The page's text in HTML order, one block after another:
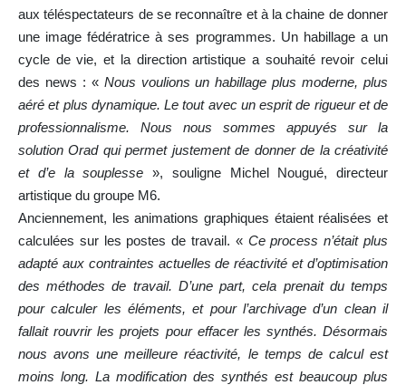
aux téléspectateurs de se reconnaître et à la chaine de donner
une image fédératrice à ses programmes. Un habillage a un
cycle de vie, et la direction artistique a souhaité revoir celui
des news : « Nous voulions un habillage plus moderne, plus
aéré et plus dynamique. Le tout avec un esprit de rigueur et de
professionnalisme. Nous nous sommes appuyés sur la
solution Orad qui permet justement de donner de la créativité
et d’e la souplesse », souligne Michel Nougué, directeur
artistique du groupe M6.
Anciennement, les animations graphiques étaient réalisées et
calculées sur les postes de travail. « Ce process n’était plus
adapté aux contraintes actuelles de réactivité et d’optimisation
des méthodes de travail. D’une part, cela prenait du temps
pour calculer les éléments, et pour l’archivage d’un clean il
fallait rouvrir les projets pour effacer les synthés. Désormais
nous avons une meilleure réactivité, le temps de calcul est
moins long. La modification des synthés est beaucoup plus